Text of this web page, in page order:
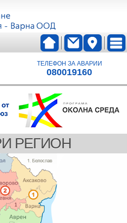
ТЕЛЕФОН ЗА АВАРИИ
080019160
РЕГИОН